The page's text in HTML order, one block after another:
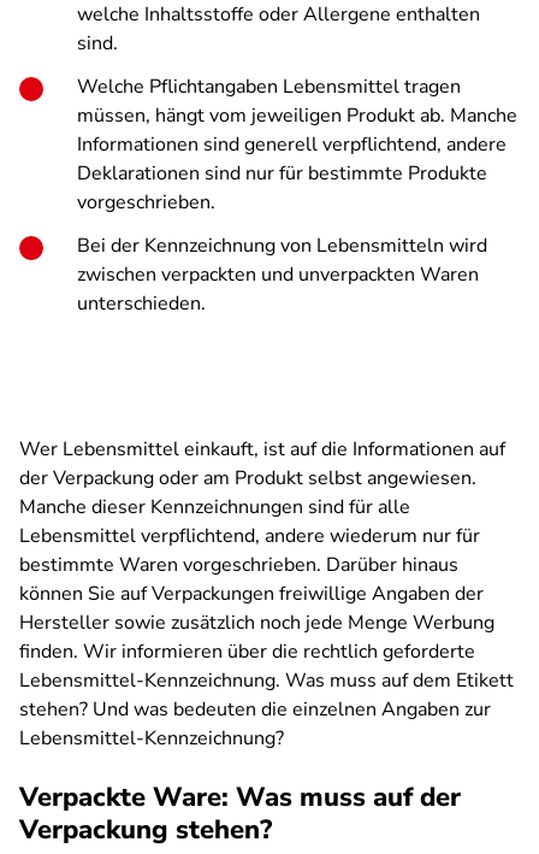
welche Inhaltsstoffe oder Allergene enthalten
sind.
Welche Pflichtangaben Lebensmittel tragen
müssen, hängt vom jeweiligen Produkt ab. Manche
Informationen sind generell verpflichtend, andere
Deklarationen sind nur für bestimmte Produkte
vorgeschrieben.
Bei der Kennzeichnung von Lebensmitteln wird
zwischen verpackten und unverpackten Waren
unterschieden.
Wer Lebensmittel einkauft, ist auf die Informationen auf
der Verpackung oder am Produkt selbst angewiesen.
Manche dieser Kennzeichnungen sind für alle
Lebensmittel verpflichtend, andere wiederum nur für
bestimmte Waren vorgeschrieben. Darüber hinaus
können Sie auf Verpackungen freiwillige Angaben der
Hersteller sowie zusätzlich noch jede Menge Werbung
finden. Wir informieren über die rechtlich geforderte
Lebensmittel-Kennzeichnung. Was muss auf dem Etikett
stehen? Und was bedeuten die einzelnen Angaben zur
Lebensmittel-Kennzeichnung?
Verpackte Ware: Was muss auf der
Verpackung stehen?